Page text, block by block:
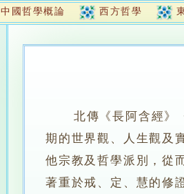
中國哲學概論 西方哲學
北傳《長阿含經》
期的世界觀、人生觀及
他宗教及哲學派別，從
著重於戒、定、慧的修